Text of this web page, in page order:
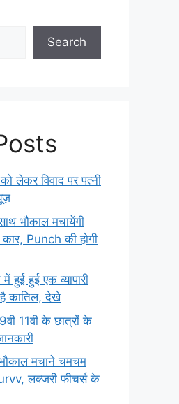
Search
लेकर विवाद पर पत्नी
भौकाल मचायेंगी
Punch की होगी
हुई एक व्यापारी
कातिल, देखे
11वी के छात्रों के
मचाने चमचम
लक्जरी फीचर्स के